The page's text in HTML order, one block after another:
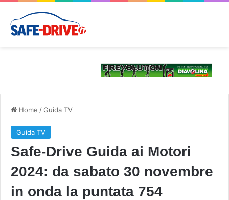
Home /Guida TV
Guida TV
Safe-Drive Guida ai Motori
2024: da sabato 30 novembre
in onda la puntata 754